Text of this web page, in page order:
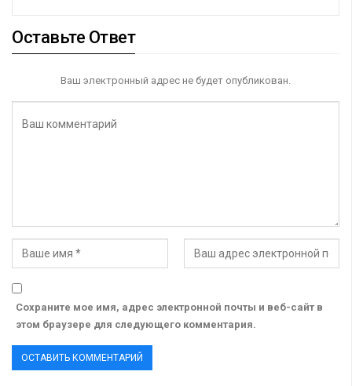
Оставьте Ответ
Ваш электронный адрес не будет опубликован.
Сохраните мое имя, адрес электронной почты и веб-сайт в
этом браузере для следующего комментария.